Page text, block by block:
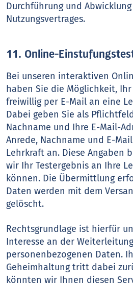
Durchführung und
Nutzungsvertrages.
11. Online-
Bei unseren interaktiven
haben Sie die Möglichkeit,
freiwillig per E-Mail an eine
Dabei geben Sie als
Nachname und Ihre E-Mail-
Anrede, Nachname und E-
Lehrkraft an. Diese Angaben
wir Ihr Testergebnis an Ihre
können. Die Übermittlung
Daten werden mit dem
gelöscht.
Rechtsgrundlage ist hierfür
Interesse an der
personenbezogenen Daten.
Geheimhaltung tritt dabei
könnten wir Ihnen diesen